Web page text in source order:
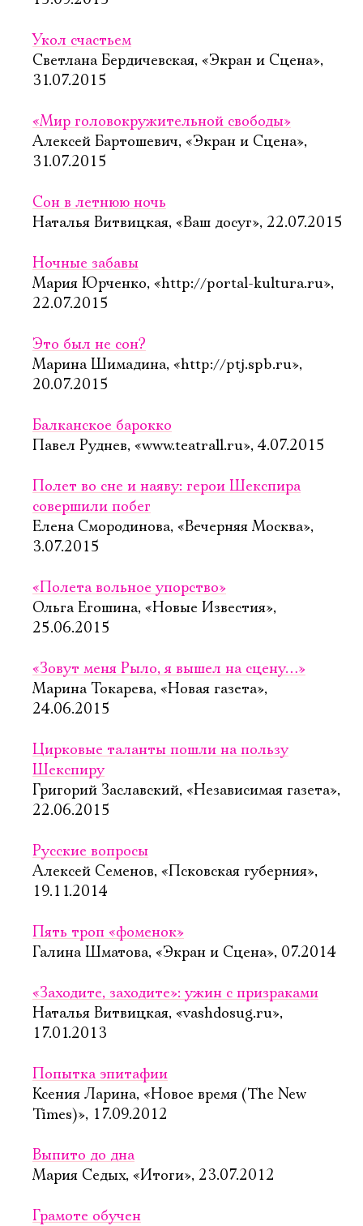
Укол счастьем
Светлана Бердичевская, «Экран и Сцена»,
31.07.2015
«Мир головокружительной свободы»
Алексей Бартошевич, «Экран и Сцена»,
31.07.2015
Сон в летнюю ночь
Наталья Витвицкая, «Ваш досуг», 22.07.2015
Ночные забавы
Мария Юрченко, «http://portal-kultura.ru»,
22.07.2015
Это был не сон?
Марина Шимадина, «http://ptj.spb.ru»,
20.07.2015
Балканское барокко
Павел Руднев, «www.teatrall.ru», 4.07.2015
Полет во сне и наяву: герои Шекспира
совершили побег
Елена Смородинова, «Вечерняя Москва»,
3.07.2015
«Полета вольное упорство»
Ольга Егошина, «Новые Известия»,
25.06.2015
«Зовут меня Рыло, я вышел на сцену…»
Марина Токарева, «Новая газета»,
24.06.2015
Цирковые таланты пошли на пользу
Шекспиру
Григорий Заславский, «Независимая газета»,
22.06.2015
Русские вопросы
Алексей Семенов, «Псковская губерния»,
19.11.2014
Пять троп «фоменок»
Галина Шматова, «Экран и Сцена», 07.2014
«Заходите, заходите»: ужин с призраками
Наталья Витвицкая, «vashdosug.ru»,
17.01.2013
Попытка эпитафии
Ксения Ларина, «Новое время (The New
Times)», 17.09.2012
Выпито до дна
Мария Седых, «Итоги», 23.07.2012
Грамоте обучен